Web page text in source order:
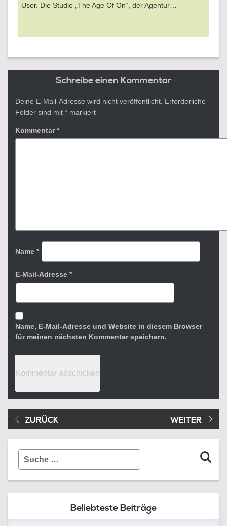
User. Die Studie „The Age Of On“, der Agentur…
Schreibe einen Kommentar
Deine E-Mail-Adresse wird nicht veröffentlicht. Erforderliche
Felder sind mit * markiert
Kommentar*
Name *
E-Mail-Adresse *
Name, E-Mail-Adresse und Website in diesem Browser
für meinen nächsten Kommentar speichern.
Beitragsnavigation
ZURÜCK WEITER
Suche
Beliebteste Beiträge